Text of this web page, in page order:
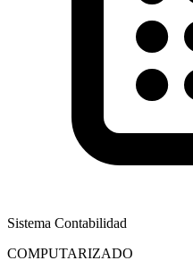
Sistema Contabilidad
COMPUTARIZADO